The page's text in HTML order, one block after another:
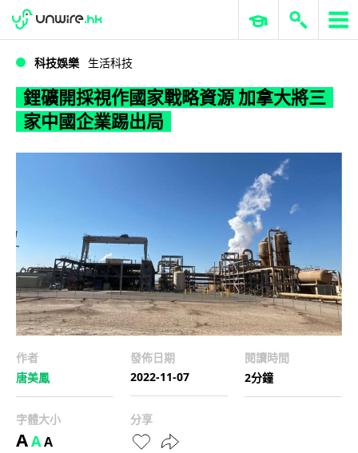
WWDC 2026 ERP 與商業 AI
科技娛樂 生活科技
鋰礦開採視作國家戰略資源 加拿大將三
家中國企業踢出局
作者
唐美鳳
發佈日期
2022-11-07
閱讀時間
2分鐘
字體大小
AAA
分享